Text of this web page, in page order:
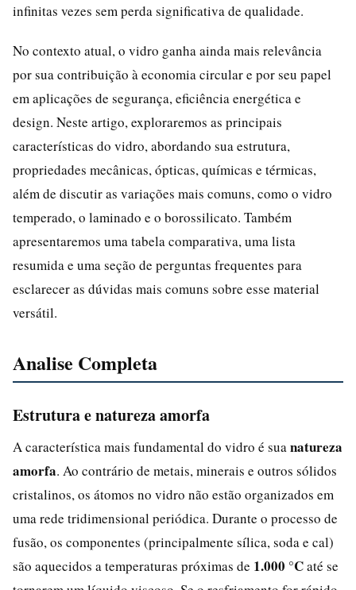
infinitas vezes sem perda significativa de qualidade.
No contexto atual, o vidro ganha ainda mais relevância
por sua contribuição à economia circular e por seu papel
em aplicações de segurança, eficiência energética e
design. Neste artigo, exploraremos as principais
características do vidro, abordando sua estrutura,
propriedades mecânicas, ópticas, químicas e térmicas,
além de discutir as variações mais comuns, como o vidro
temperado, o laminado e o borossilicato. Também
apresentaremos uma tabela comparativa, uma lista
resumida e uma seção de perguntas frequentes para
esclarecer as dúvidas mais comuns sobre esse material
versátil.
Analise Completa
Estrutura e natureza amorfa
A característica mais fundamental do vidro é sua natureza
amorfa. Ao contrário de metais, minerais e outros sólidos
cristalinos, os átomos no vidro não estão organizados em
uma rede tridimensional periódica. Durante o processo de
fusão, os componentes (principalmente sílica, soda e cal)
são aquecidos a temperaturas próximas de 1.000 °Caté se